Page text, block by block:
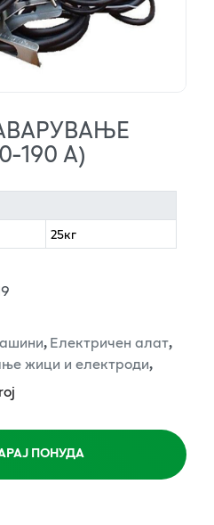
190 А)
25кг
,Електричен алат,
жици и електроди,
ПОНУДА